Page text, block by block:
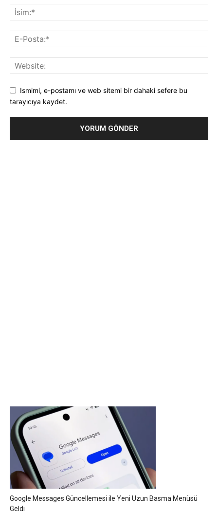
Ismimi, e-postamı ve web sitemi bir dahaki sefere bu
tarayıcıya kaydet.
Google Messages Güncellemesi ile Yeni Uzun Basma Menüsü
Geldi